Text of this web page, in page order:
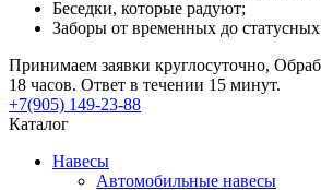
Беседки, которые радуют;
Заборы от временных до
Принимаем заявки круглосуточно,
18 часов. Ответ в течении 15 минут.
+7(905) 149-23-88
Каталог
Навесы
Автомобильные навесы